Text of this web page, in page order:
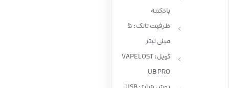
بادکمه
ظرفیت تانک: 5
میلی لیتر
کویل: VAPELOST
UB PRO